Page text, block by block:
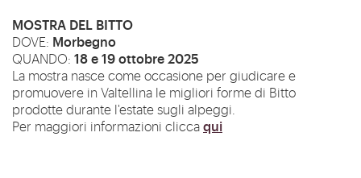
MOSTRA DEL BITTO
DOVE: Morbegno
QUANDO: 18 e 19 ottobre 2025
La mostra nasce come occasione per giudicare e
promuovere in Valtellina le migliori forme di Bitto
prodotte durante l'estate sugli alpeggi.
Per maggiori informazioni cliccaqui